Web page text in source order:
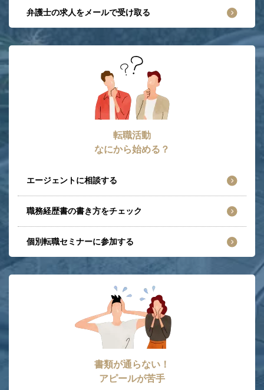
弁護士の求人をメールで受け取る
転職活動
なにから始める？
エージェントに相談する
職務経歴書の書き方をチェック
個別転職セミナーに参加する
書類が通らない！
アピールが苦手